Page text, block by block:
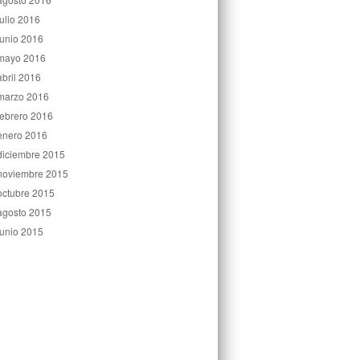
2016
2016
2016
2016
2016
2016
2016
2015
2015
2015
2015
2015